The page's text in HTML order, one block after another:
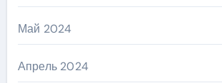
Май 2024
Апрель 2024